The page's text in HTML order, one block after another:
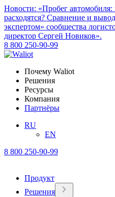
Новости: «Пробег
расходятся? Сравнение и
экспертом» сообщества
директор Сергей Новиков».
8 800 250-90-99
Почему Waliot
Решения
Ресурсы
Компания
Партнёры
RU
EN
8 800 250-90-99
Продукт
Решения